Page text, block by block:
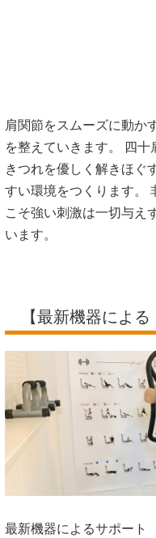
最新機器によるサポート
機器を使用し、腰に負
方」を脳と筋肉に覚え込
一生役立つセルフケアの伝
ご自宅でも継続できる
ササイズ」をお伝えしま
力」を養うことで、将来